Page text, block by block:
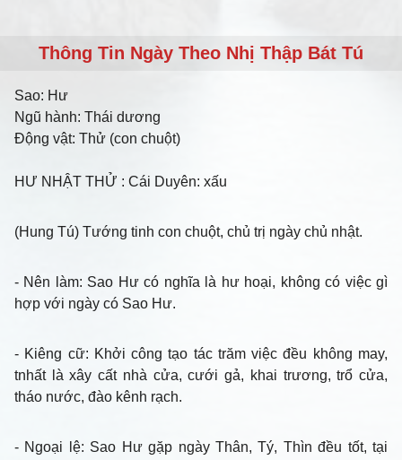
Thông Tin Ngày Theo Nhị Thập Bát Tú
Sao: Hư
Ngũ hành: Thái dương
Động vật: Thử (con chuột)
HƯ NHẬT THỬ : Cái Duyên: xấu
(Hung Tú) Tướng tinh con chuột, chủ trị ngày chủ nhật.
- Nên làm: Sao Hư có nghĩa là hư hoại, không có việc gì
hợp với ngày có Sao Hư.
- Kiêng cữ: Khởi công tạo tác trăm việc đều không may,
tnhất là xây cất nhà cửa, cưới gả, khai trương, trổ cửa,
tháo nước, đào kênh rạch.
- Ngoại lệ: Sao Hư gặp ngày Thân, Tý, Thìn đều tốt, tại